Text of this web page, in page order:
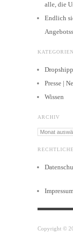
alle, die
Endlich
KATEGORIEN
Presse |
Wissen
ARCHIV
Archiv
Copyright ©